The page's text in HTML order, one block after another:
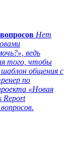
Нет
ведь
того, чтобы
общения с
по
«Новая
Report